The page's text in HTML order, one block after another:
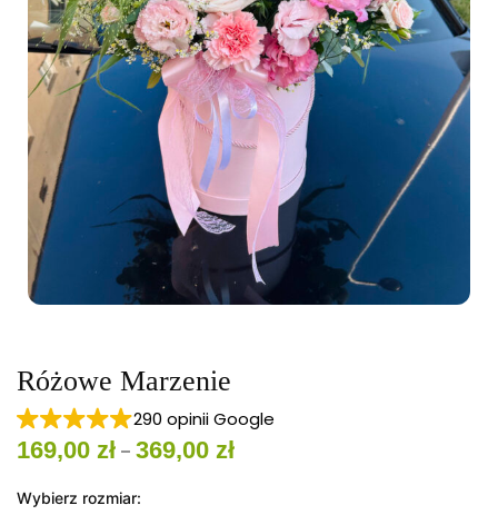
Różowe Marzenie
290 opinii Google
169,00zł – 369,00złZakres
Wybierz rozmiar: